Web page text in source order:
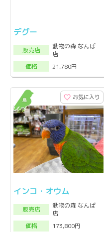
デグー
販売店
動物の森 なんば
店
価格
21,780円
お気に入り
インコ・オウム
販売店
動物の森 なんば
店
価格
173,800円